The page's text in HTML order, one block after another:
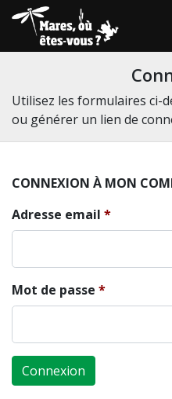
Utilisez les formulaires ci-
ou générer un lien de
CONNEXION À MON
Adresse email
Mot de passe
Connexion